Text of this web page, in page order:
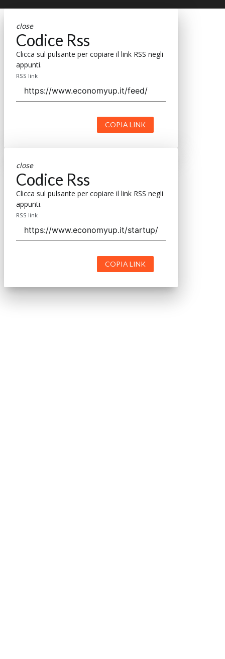
close
Codice Rss
Clicca sul pulsante per copiare il link RSS negli
appunti.
RSS link
COPIA LINK
close
Codice Rss
Clicca sul pulsante per copiare il link RSS negli
appunti.
RSS link
COPIA LINK